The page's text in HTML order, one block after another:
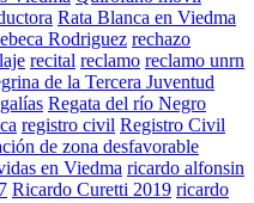
Rata Blanca en Viedma
Rodriguez rechazo
recital reclamo reclamo unrn
de la Tercera Juventud
Regata del río Negro
registro civil Registro Civil
de zona desfavorable
en Viedma ricardo alfonsin
Ricardo Curetti 2019 ricardo